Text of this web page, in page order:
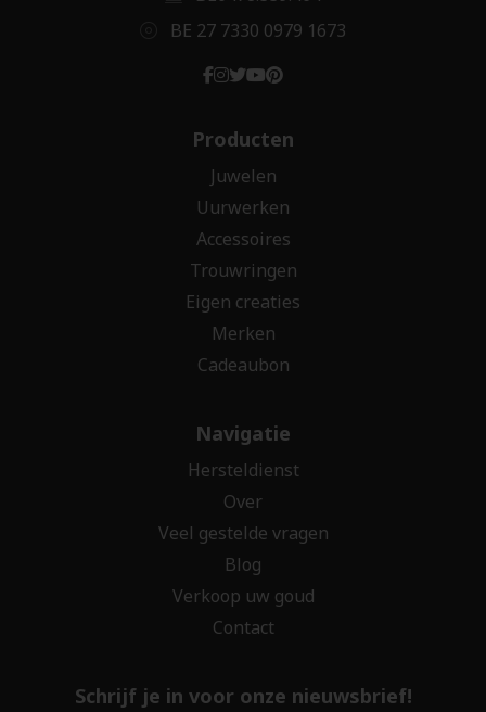
BE 27 7330 0979 1673
Producten
Juwelen
Uurwerken
Accessoires
Trouwringen
Eigen creaties
Merken
Cadeaubon
Navigatie
Hersteldienst
Over
Veel gestelde vragen
Blog
Verkoop uw goud
Contact
Schrijf je in voor onze nieuwsbrief!